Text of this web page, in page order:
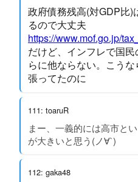
政府債務残高(対GDP比)
るので大丈夫
https://www.mof.go.jp/
だけど、インフレで国
らに他ならない。こう
張ってたのに
111: toaruR
まー、一義的には高市と
が大きいと思う(ノ∀`)
112: gaka48